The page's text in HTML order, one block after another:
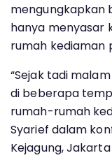
mengungkapkan
hanya menyasar
rumah kediaman
“Sejak tadi
di beberapa
rumah-rumah
Syarief dalam
Kejagung,